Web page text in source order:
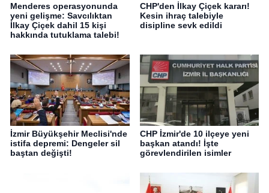
Menderes operasyonunda
yeni gelişme: Savcılıktan
İlkay Çiçek dahil 15 kişi
hakkında tutuklama talebi!
CHP'den İlkay Çiçek kararı!
Kesin ihraç talebiyle
disipline sevk edildi
İzmir Büyükşehir Meclisi'nde
istifa depremi: Dengeler sil
baştan değişti!
CHP İzmir'de 10 ilçeye yeni
başkan atandı! İşte
görevlendirilen isimler